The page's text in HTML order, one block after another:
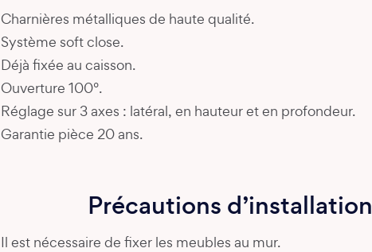
Charnières métalliques de haute qualité.
Système soft close.
Déjà fixée au caisson.
Ouverture 100°.
Réglage sur 3 axes : latéral, en hauteur et en profondeur.
Garantie pièce 20 ans.
Précautions d’installation
Il est nécessaire de fixer les meubles au mur.